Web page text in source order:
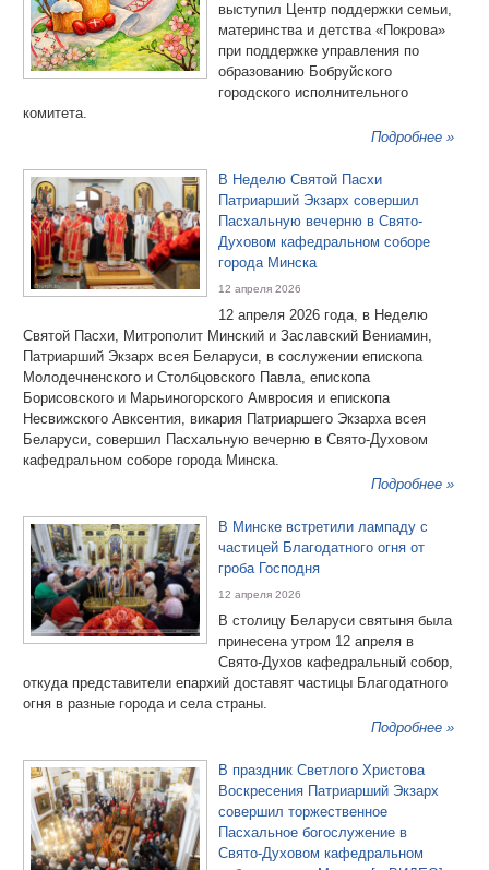
выступил Центр поддержки семьи,
материнства и детства «Покрова»
при поддержке управления по
образованию Бобруйского
городского исполнительного
комитета.
Подробнее »
В Неделю Святой Пасхи
Патриарший Экзарх совершил
Пасхальную вечерню в Свято-
Духовом кафедральном соборе
города Минска
12 апреля 2026
12 апреля 2026 года, в Неделю
Святой Пасхи, Митрополит Минский и Заславский Вениамин,
Патриарший Экзарх всея Беларуси, в сослужении епископа
Молодечненского и Столбцовского Павла, епископа
Борисовского и Марьиногорского Амвросия и епископа
Несвижского Авксентия, викария Патриаршего Экзарха всея
Беларуси, совершил Пасхальную вечерню в Свято-Духовом
кафедральном соборе города Минска.
Подробнее »
В Минске встретили лампаду с
частицей Благодатного огня от
гроба Господня
12 апреля 2026
В столицу Беларуси святыня была
принесена утром 12 апреля в
Свято-Духов кафедральный собор,
откуда представители епархий доставят частицы Благодатного
огня в разные города и села страны.
Подробнее »
В праздник Светлого Христова
Воскресения Патриарший Экзарх
совершил торжественное
Пасхальное богослужение в
Свято-Духовом кафедральном